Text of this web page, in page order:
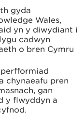
gyda
Wales,
yn y diwydiant i
cadwyn
o bren Cymru
chynaeafu pren
gan
y flwyddyn a